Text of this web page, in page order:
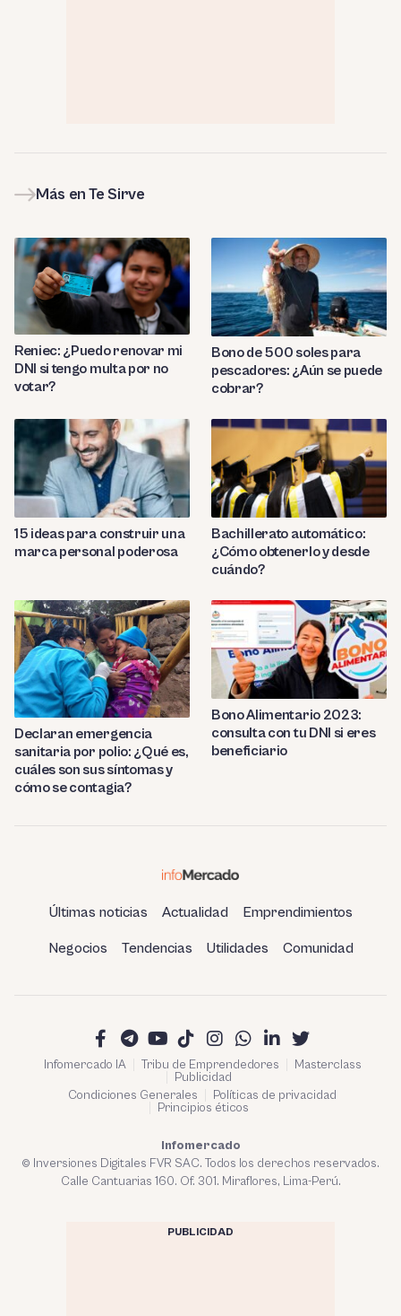
Más en Te Sirve
Reniec: ¿Puedo renovar mi
DNI si tengo multa por no
votar?
Bono de 500 soles para
pescadores: ¿Aún se puede
cobrar?
15 ideas para construir una
marca personal poderosa
Bachillerato automático:
¿Cómo obtenerlo y desde
cuándo?
Declaran emergencia
sanitaria por polio: ¿Qué es,
cuáles son sus síntomas y
cómo se contagia?
Bono Alimentario 2023:
consulta con tu DNI si eres
beneficiario
Últimas noticias Actualidad Emprendimientos
Negocios Tendencias Utilidades Comunidad
Infomercado IA Tribu de Emprendedores
Masterclass
Publicidad
Condiciones Generales
Políticas de privacidad
Principios éticos
Infomercado
© Inversiones Digitales FVR SAC. Todos los derechos reservados.
Calle Cantuarias 160. Of. 301. Miraflores, Lima-Perú.
PUBLICIDAD